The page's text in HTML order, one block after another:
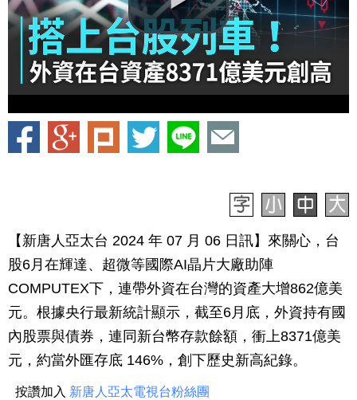
【新唐人亞太台 2024 年 07 月 06 日訊】來關心，台
股6月在輝達、超微等國際AI晶片大廠助陣
COMPUTEX下，連帶外資在台灣的資產大增862億美
元。根據央行最新統計顯示，截至6月底，外資持有國
內股票與債券，連同新台幣存款餘額，衝上8371億美
元，約當外匯存底 146%，創下歷史新高紀錄。
按讚加入 新唐人亞太電視台粉絲團